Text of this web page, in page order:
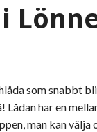
som snabbt
Lådan har en
man kan välja